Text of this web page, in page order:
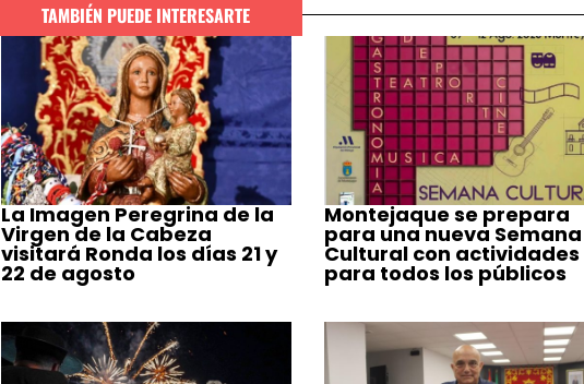
TAMBIÉN PUEDE INTERESARTE
La Imagen Peregrina de la
Virgen de la Cabeza
visitará Ronda los días 21 y
22 de agosto
Montejaque se prepara
para una nueva Semana
Cultural con actividades
para todos los públicos